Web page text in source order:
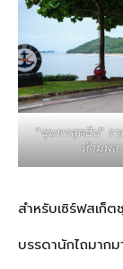
"ชุมพรสุดฮิป" ร
ห้ามพล
สำหรับเซิร์ฟสเก็
บรรดานักไถมาก